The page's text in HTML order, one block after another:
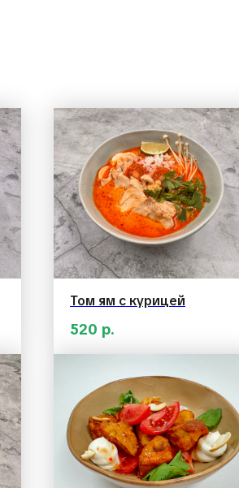
Том ям с курицей
520 р.